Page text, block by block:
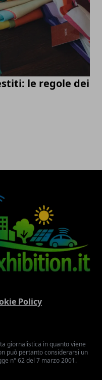
le regole dei
Policy
giornalistica in quanto viene
può pertanto considerarsi un
n° 62 del 7 marzo 2001.